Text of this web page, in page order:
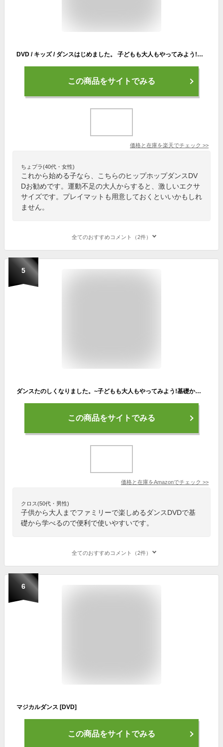
DVD / キッズ / ダンスはじめました。 子どもも大人もやってみよう!基礎からわかるHip Hop! / KIBG-59
この商品をサイトでみる
価格と在庫を楽天でチェック >>
ちょプラ(40代・女性)
これから始める子なら、こちらのヒップホップダンスDV
Dお勧めです。運動不足の大人からすると、激しいエクサ
サイズです。プレイマットも用意しておくといいかもしれ
ません。
全てのおすすめコメント（2件）
5
ダンスたのしくなりました。~子どもも大人もやってみよう!基礎からフォーメーションダンスまで!~ [DVD]
この商品をサイトでみる
価格と在庫をAmazonでチェック >>
クロス(50代・男性)
子供から大人までファミリーで楽しめるダンスDVDで基
礎から学べるので便利で使いやすいです。
全てのおすすめコメント（2件）
6
マジカルダンス [DVD]
この商品をサイトでみる